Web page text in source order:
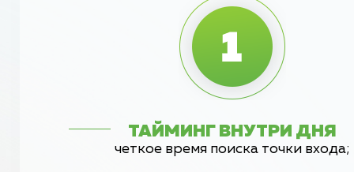
ТАЙМИНГ ВНУТРИ ДНЯ
четкое время поиска точки входа;